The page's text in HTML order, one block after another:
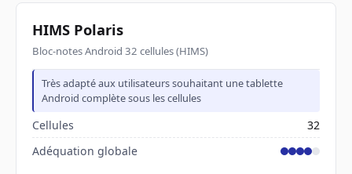
HIMS Polaris
Bloc-notes Android 32 cellules (HIMS)
Très adapté aux utilisateurs souhaitant une tablette
Android complète sous les cellules
Cellules
32
Adéquation globale